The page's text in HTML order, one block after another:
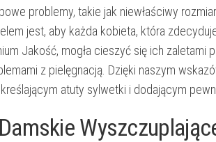
problemy, takie jak niewłaściwy
jest, aby każda kobieta, która
Jakość, mogła cieszyć się ich zaletami
z pielęgnacją. Dzięki naszym
atuty sylwetki i dodającym